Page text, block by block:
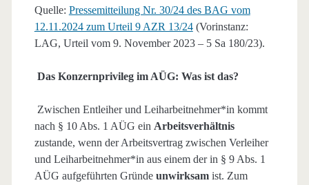
Quelle: Pressemitteilung Nr. 30/24 des BAG vom
12.11.2024 zum Urteil 9 AZR 13/24(Vorinstanz:
LAG, Urteil vom 9. November 2023 – 5 Sa 180/23).
Das Konzernprivileg im AÜG: Was ist das?
Zwischen Entleiher und Leiharbeitnehmer*in kommt
nach § 10 Abs. 1 AÜG ein Arbeitsverhältnis
zustande, wenn der Arbeitsvertrag zwischen Verleiher
und Leiharbeitnehmer*in aus einem der in § 9 Abs. 1
AÜG aufgeführten Gründe unwirksamist. Zum